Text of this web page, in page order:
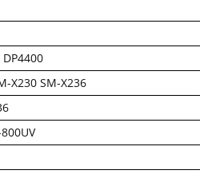
X230 SM-X236